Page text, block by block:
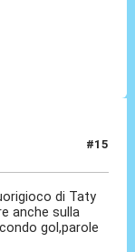
#15
di Taty
anche sulla
gol,parole